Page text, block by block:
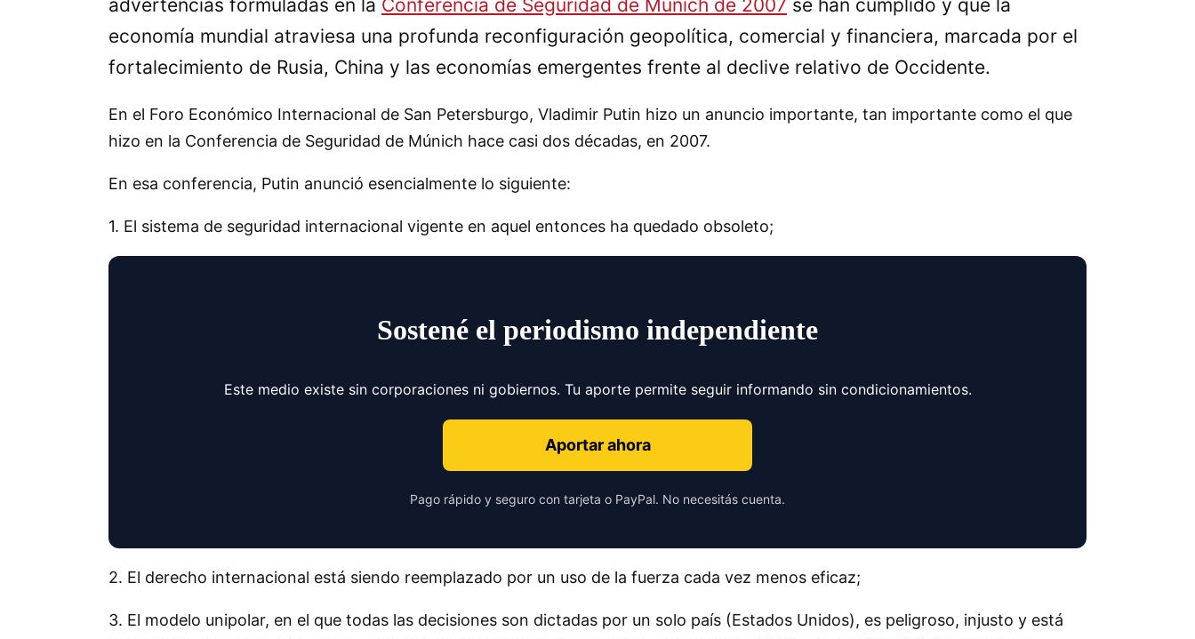
advertencias formuladas en la Conferencia de Seguridad de Múnich de 2007 se han cumplido y que la
economía mundial atraviesa una profunda reconfiguración geopolítica, comercial y financiera, marcada por el
fortalecimiento de Rusia, China y las economías emergentes frente al declive relativo de Occidente.
En el Foro Económico Internacional de San Petersburgo, Vladimir Putin hizo un anuncio importante, tan importante como el que
hizo en la Conferencia de Seguridad de Múnich hace casi dos décadas, en 2007.
En esa conferencia, Putin anunció esencialmente lo siguiente:
1. El sistema de seguridad internacional vigente en aquel entonces ha quedado obsoleto;
Sostené el periodismo independiente
Este medio existe sin corporaciones ni gobiernos. Tu aporte permite seguir informando sin condicionamientos.
Aportar ahora
Pago rápido y seguro con tarjeta o PayPal. No necesitás cuenta.
2. El derecho internacional está siendo reemplazado por un uso de la fuerza cada vez menos eficaz;
3. El modelo unipolar, en el que todas las decisiones son dictadas por un solo país (Estados Unidos), es peligroso, injusto y está